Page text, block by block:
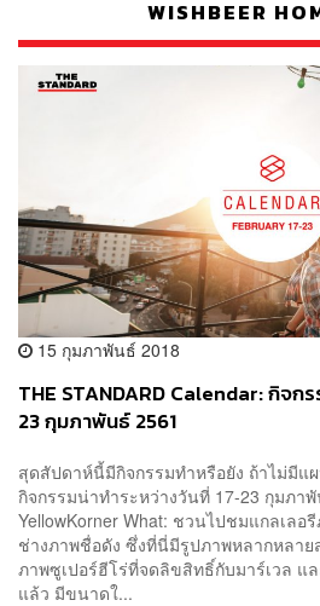
WISHBEER
15 กุมภาพันธ์ 2018
THE STANDARD Calendar: กิจก
23 กุมภาพันธ์ 2561
สุดสัปดาห์นี้มีกิจกรรมทำหรือยัง ถ้าไม่มีแ
กิจกรรมน่าทำระหว่างวันที่ 17-23 กุมภ
YellowKorner What: ชวนไปชมแกลเลอ
ช่างภาพชื่อดัง ซึ่งที่นี่มีรูปภาพหลากหลาย
ภาพซูเปอร์ฮีโร่ที่จดลิขสิทธิ์กับมาร์เวล แ
แล้ว มีขนาดใ...